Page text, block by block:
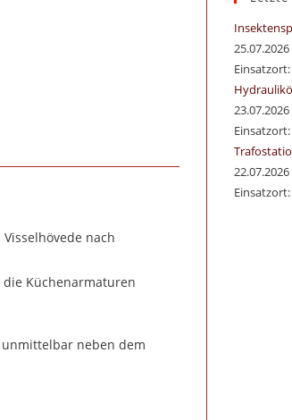
nach
Küchenarmaturen
neben dem
25.07.2026
23.07.2026
22.07.2026